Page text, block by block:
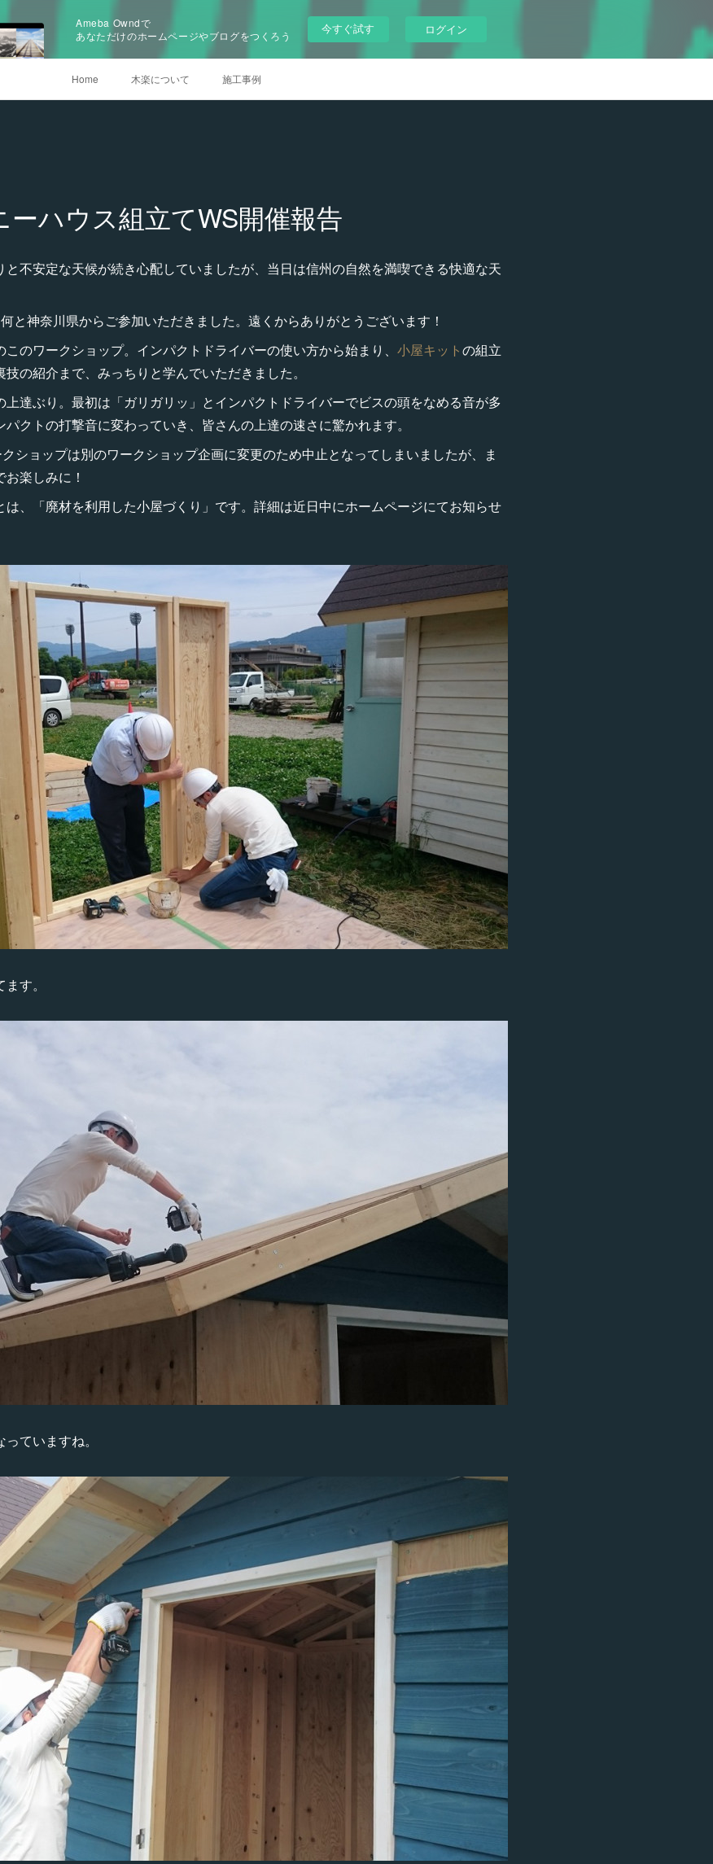
Ameba Owndで
あなただけのホームページやブログをつくろう
今すぐ試す ログイン
Home 木楽について 施工事例
ハウス組立てWS開催報告
不安定な天候が続き心配していましたが、当日は信州の自然を満喫できる快適な天
と神奈川県からご参加いただきました。遠くからありがとうございます！
のワークショップ。インパクトドライバーの使い方から始まり、 小屋キットの組立
の紹介まで、みっちりと学んでいただきました。
達ぶり。最初は「ガリガリッ」とインパクトドライバーでビスの頭をなめる音が多
クトの打撃音に変わっていき、皆さんの上達の速さに驚かれます。
ショップは別のワークショップ企画に変更のため中止となってしまいましたが、ま
楽しみに！
、「廃材を利用した小屋づくり」です。詳細は近日中にホームページにてお知らせ
す。
ていますね。